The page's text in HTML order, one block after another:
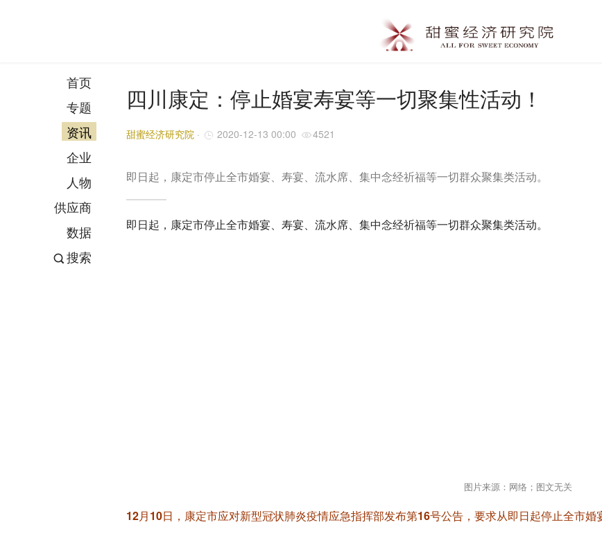
首页
专题
资讯
企业
人物
供应商
数据
搜索
四川康定：停止婚宴寿宴等一切聚集性活动！
甜蜜经济研究院 · 2020-12-13 00:00 4521
即日起，康定市停止全市婚宴、寿宴、流水席、集中念经祈福等一切群众聚集类活动。
即日起，康定市停止全市婚宴、寿宴、流水席、集中念经祈福等一切群众聚集类活动。
图片来源：网络；图文无关
12月10日，康定市应对新型冠状肺炎疫情应急指挥部发布第16号公告，要求从即日起停止全市婚